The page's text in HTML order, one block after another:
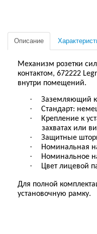
Описание
Механизм розетки
контактом, 672222
внутри помещений.
· Заземляющий
· Стандарт:
·
Крепление к
захватах или
· Защитные
· Номинальная
· Номинальное
· Цвет лицевой
Для полной
установочную рамку.